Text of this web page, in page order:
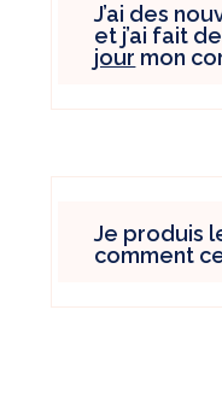
J’ai des
et j’ai fait
jour mon
Je produis
comment